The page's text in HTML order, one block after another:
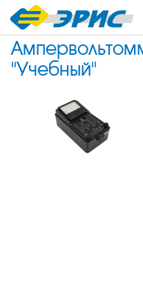
"Учебный"